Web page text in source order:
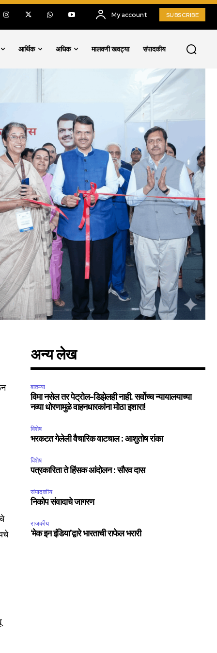
SUBSCRIBE
My account SUBSCRIBE
आर्थिक अधिक मालवणी खवट्या संपादकीय
अन्य लेख
बातम्या
विमा नसेल तर पेट्रोल-डिझेलही नाही. सर्वोच्च न्यायालयाच्या
नव्या धोरणामुळे वाहनधारकांना मोठा इशारा!
विशेष
भरकटत गेलेली वैचारिक वाटचाल : आशुतोष रांका
विशेष
पत्रकारिता ते हिंसक आंदोलन : सौरव दास
संपादकीय
निकोप संवादाचे जागरण
राजकीय
‘मेक इन इंडिया’द्वारे भारताची राफेल भरारी